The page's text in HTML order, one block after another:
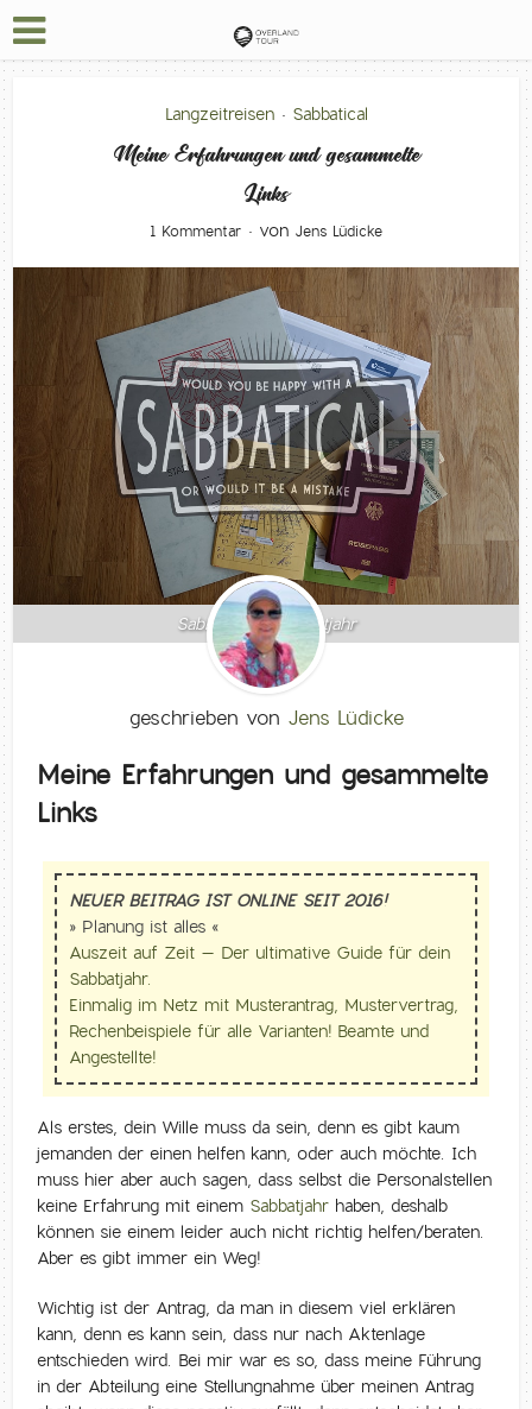
Langzeitreisen • Sabbatical
Meine Erfahrungen und gesammelte
Links
1 Kommentar von Jens Lüdicke
Sabbatical & Sabbatjahr
geschrieben von Jens Lüdicke
Meine Erfahrungen und gesammelte
Links
NEUER BEITRAG IST ONLINE SEIT 2016!
» Planung ist alles «
Auszeit auf Zeit – Der ultimative Guide für dein
Sabbatjahr.
Einmalig im Netz mit Musterantrag, Mustervertrag,
Rechenbeispiele für alle Varianten! Beamte und
Angestellte!
Als erstes, dein Wille muss da sein, denn es gibt kaum
jemanden der einen helfen kann, oder auch möchte. Ich
muss hier aber auch sagen, dass selbst die Personalstellen
keine Erfahrung mit einem Sabbatjahr haben, deshalb
können sie einem leider auch nicht richtig helfen/beraten.
Aber es gibt immer ein Weg!
Wichtig ist der Antrag, da man in diesem viel erklären
kann, denn es kann sein, dass nur nach Aktenlage
entschieden wird. Bei mir war es so, dass meine Führung
in der Abteilung eine Stellungnahme über meinen Antrag